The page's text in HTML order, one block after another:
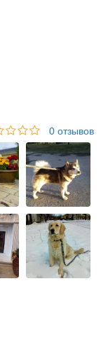
0 отзывов